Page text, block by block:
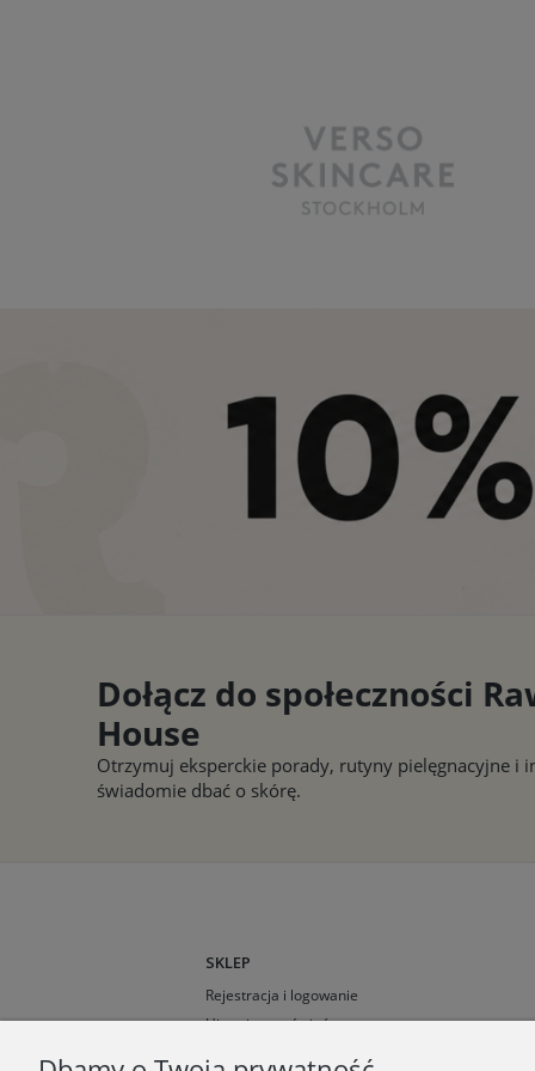
Dołącz do społeczności
House
Otrzymuj eksperckie porady, rutyny pielęgnacyjne i
świadomie dbać o skórę.
SKLEP
Rejestracja i logowanie
Historia zamówień